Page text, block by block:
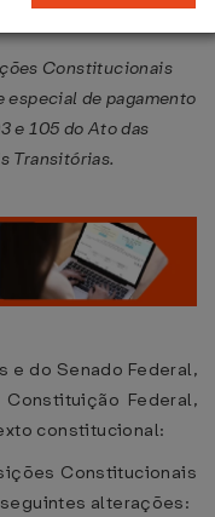
Constitucionais
de pagamento
e 105 do Ato das
Transitórias.
e do Senado Federal,
Federal,
constitucional:
Constitucionais
alterações: